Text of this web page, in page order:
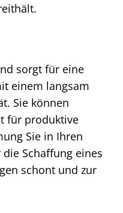
sorgt für eine
einem langsam
Sie können
für produktive
Sie in Ihren
Schaffung eines
schont und zur